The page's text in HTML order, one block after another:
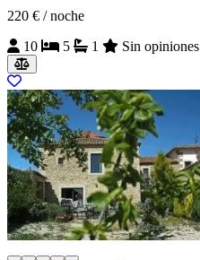
220 € / noche
10
5 1 Sin opiniones